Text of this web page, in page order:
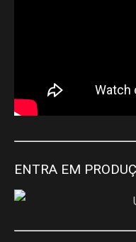
ENTRA EM